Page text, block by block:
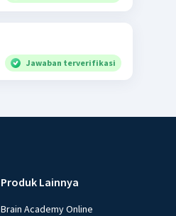
Jawaban terverifikasi
Produk Lainnya
Brain Academy Online